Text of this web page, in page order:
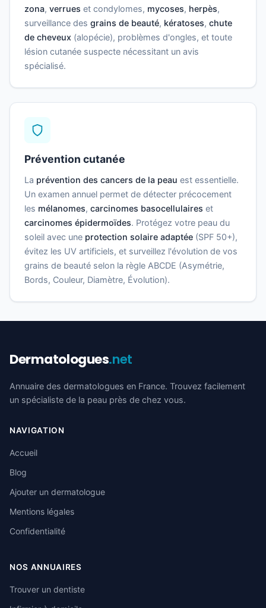
zona, verrues et condylomes, mycoses, herpès,
surveillance des grains de beauté, kératoses, chute
de cheveux (alopécie), problèmes d'ongles, et toute
lésion cutanée suspecte nécessitant un avis
spécialisé.
Prévention cutanée
La prévention des cancers de la peau est essentielle.
Un examen annuel permet de détecter précocement
les mélanomes, carcinomes basocellulaires et
carcinomes épidermoïdes. Protégez votre peau du
soleil avec une protection solaire adaptée (SPF 50+),
évitez les UV artificiels, et surveillez l'évolution de vos
grains de beauté selon la règle ABCDE (Asymétrie,
Bords, Couleur, Diamètre, Évolution).
Dermatologues.net
Annuaire des dermatologues en France. Trouvez facilement
un spécialiste de la peau près de chez vous.
NAVIGATION
Accueil
Blog
Ajouter un dermatologue
Mentions légales
Confidentialité
NOS ANNUAIRES
Trouver un dentiste